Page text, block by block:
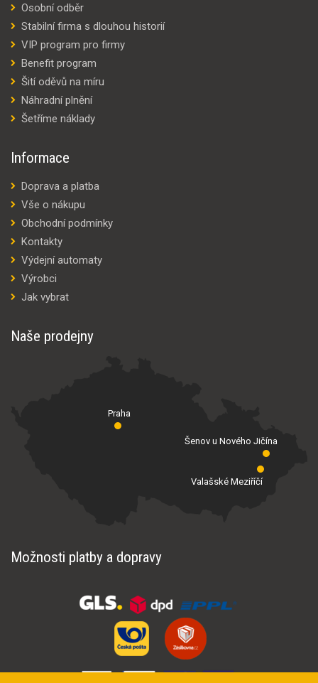
Osobní odběr
Stabilní firma s dlouhou historií
VIP program pro firmy
Benefit program
Šití oděvů na míru
Náhradní plnění
Šetříme náklady
Informace
Doprava a platba
Vše o nákupu
Obchodní podmínky
Kontakty
Výdejní automaty
Výrobci
Jak vybrat
Naše prodejny
Praha
Valašské Meziříčí
Šenov u Nového Jičína
Možnosti platby a dopravy